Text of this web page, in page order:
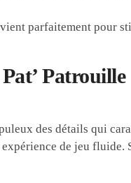
parfaitement pour
des détails qui
de jeu